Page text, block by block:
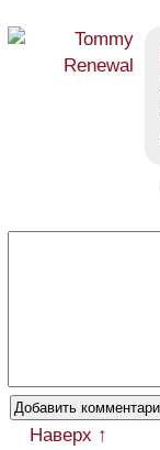
Наверх ↑